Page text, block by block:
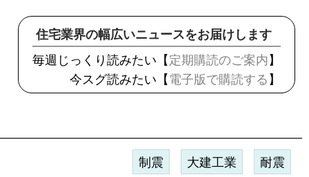
住宅業界の幅広いニュースをお届けします
毎週じっくり読みたい【 定期購読のご案内 】
今スグ読みたい【 電子版で購読する 】
制震 大建工業 耐震